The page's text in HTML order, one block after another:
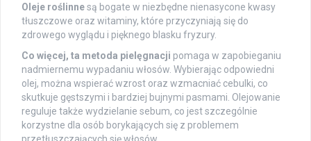
Oleje roślinnesą bogate w niezbędne nienasycone kwasy
tłuszczowe oraz witaminy, które przyczyniają się do
zdrowego wyglądu i pięknego blasku fryzury.
Co więcej, ta metoda pielęgnacji pomaga w zapobieganiu
nadmiernemu wypadaniu włosów. Wybierając odpowiedni
olej, można wspierać wzrost oraz wzmacniać cebulki, co
skutkuje gęstszymi i bardziej bujnymi pasmami. Olejowanie
reguluje także wydzielanie sebum, co jest szczególnie
korzystne dla osób borykających się z problemem
przetłuszczających się włosów.